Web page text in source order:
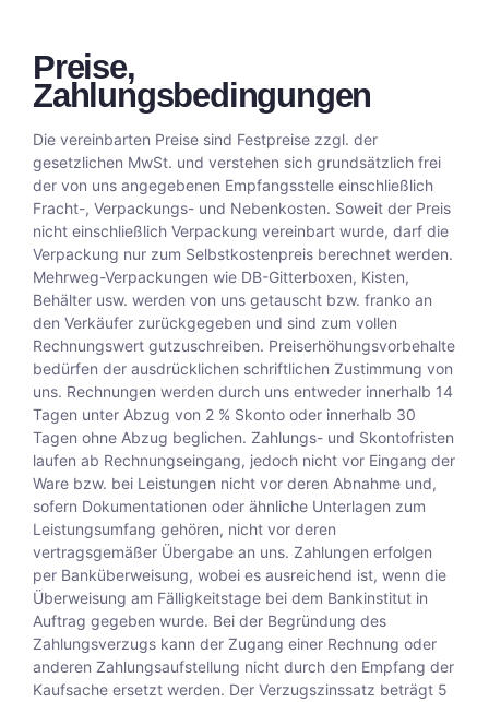
Preise,
Zahlungsbedingungen
Die vereinbarten Preise sind Festpreise zzgl. der
gesetzlichen MwSt. und verstehen sich grundsätzlich frei
der von uns angegebenen Empfangsstelle einschließlich
Fracht-, Verpackungs- und Nebenkosten. Soweit der Preis
nicht einschließlich Verpackung vereinbart wurde, darf die
Verpackung nur zum Selbstkostenpreis berechnet werden.
Mehrweg-Verpackungen wie DB-Gitterboxen, Kisten,
Behälter usw. werden von uns getauscht bzw. franko an
den Verkäufer zurückgegeben und sind zum vollen
Rechnungswert gutzuschreiben. Preiserhöhungsvorbehalte
bedürfen der ausdrücklichen schriftlichen Zustimmung von
uns. Rechnungen werden durch uns entweder innerhalb 14
Tagen unter Abzug von 2 % Skonto oder innerhalb 30
Tagen ohne Abzug beglichen. Zahlungs- und Skontofristen
laufen ab Rechnungseingang, jedoch nicht vor Eingang der
Ware bzw. bei Leistungen nicht vor deren Abnahme und,
sofern Dokumentationen oder ähnliche Unterlagen zum
Leistungsumfang gehören, nicht vor deren
vertragsgemäßer Übergabe an uns. Zahlungen erfolgen
per Banküberweisung, wobei es ausreichend ist, wenn die
Überweisung am Fälligkeitstage bei dem Bankinstitut in
Auftrag gegeben wurde. Bei der Begründung des
Zahlungsverzugs kann der Zugang einer Rechnung oder
anderen Zahlungsaufstellung nicht durch den Empfang der
Kaufsache ersetzt werden. Der Verzugszinssatz beträgt 5